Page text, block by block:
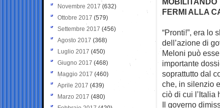
FERMI ALLA
“Pronti!”, era lo
dell’azione di
Meloni può
importante
soprattutto dal
che, in silenzio
ciò di cui l’Italia
Il governo
Novembre 2017 (632)
Ottobre 2017 (579)
Settembre 2017 (456)
Agosto 2017 (368)
Luglio 2017 (450)
Giugno 2017 (468)
Maggio 2017 (460)
Aprile 2017 (439)
Marzo 2017 (480)